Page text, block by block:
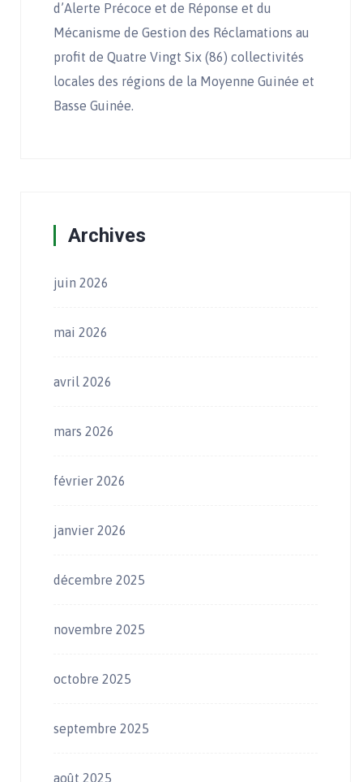
d’Alerte Précoce et de Réponse et du
Mécanisme de Gestion des Réclamations au
profit de Quatre Vingt Six (86) collectivités
locales des régions de la Moyenne Guinée et
Basse Guinée.
Archives
juin 2026
mai 2026
avril 2026
mars 2026
février 2026
janvier 2026
décembre 2025
novembre 2025
octobre 2025
septembre 2025
août 2025